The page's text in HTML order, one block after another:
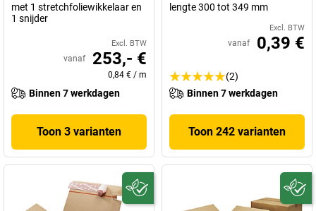
met 1 stretchfoliewikkelaar en
1 snijder
Excl. BTW
vanaf 253,- €
0,84 € / m
Binnen 7 werkdagen
Toon 3 varianten
lengte 300 tot 349 mm
Excl. BTW
vanaf 0,39 €
(2)
Binnen 7 werkdagen
Toon 242 varianten